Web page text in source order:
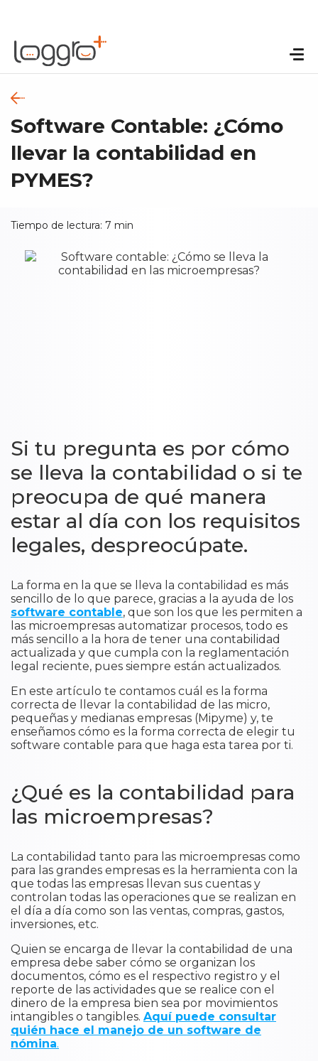
Software Contable: ¿Cómo
llevar la contabilidad en
PYMES?
Tiempo de lectura: 7 min
Si tu pregunta es por cómo
se lleva la contabilidad o si te
preocupa de qué manera
estar al día con los requisitos
legales, despreocúpate.
La forma en la que se lleva la contabilidad es más
sencillo de lo que parece, gracias a la ayuda de los
software contable, que son los que les permiten a
las microempresas automatizar procesos, todo es
más sencillo a la hora de tener una contabilidad
actualizada y que cumpla con la reglamentación
legal reciente, pues siempre están actualizados.
En este artículo te contamos cuál es la forma
correcta de llevar la contabilidad de las micro,
pequeñas y medianas empresas (Mipyme) y, te
enseñamos cómo es la forma correcta de elegir tu
software contable para que haga esta tarea por ti.
¿Qué es la contabilidad para
las microempresas?
La contabilidad tanto para las microempresas como
para las grandes empresas es la herramienta con la
que todas las empresas llevan sus cuentas y
controlan todas las operaciones que se realizan en
el día a día como son las ventas, compras, gastos,
inversiones, etc.
Quien se encarga de llevar la contabilidad de una
empresa debe saber cómo se organizan los
documentos, cómo es el respectivo registro y el
reporte de las actividades que se realice con el
dinero de la empresa bien sea por movimientos
intangibles o tangibles. Aquí puede consultar
quién hace el manejo de un software de
nómina.